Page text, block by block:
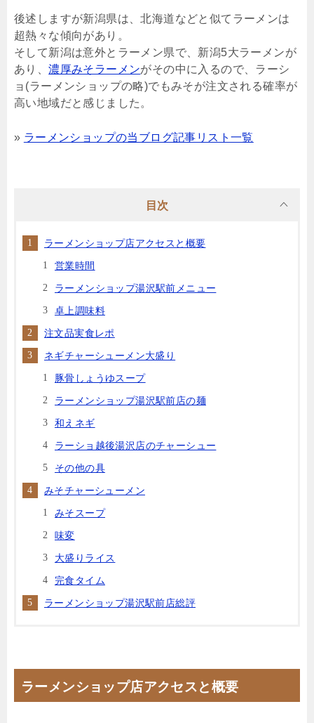
後述しますが新潟県は、北海道などと似てラーメンは
超熱々な傾向があり。
そして新潟は意外とラーメン県で、新潟5大ラーメンが
あり、濃厚みそラーメンがその中に入るので、ラーシ
ョ(ラーメンショップの略)でもみそが注文される確率が
高い地域だと感じました。
» ラーメンショップの当ブログ記事リスト一覧
目次
ラーメンショップ店アクセスと概要
営業時間
ラーメンショップ湯沢駅前メニュー
卓上調味料
注文品実食レポ
ネギチャーシューメン大盛り
豚骨しょうゆスープ
ラーメンショップ湯沢駅前店の麺
和えネギ
ラーショ越後湯沢店のチャーシュー
その他の具
みそチャーシューメン
みそスープ
味変
大盛りライス
完食タイム
ラーメンショップ湯沢駅前店総評
ラーメンショップ店アクセスと概要